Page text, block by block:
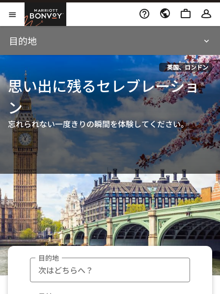
Skip To Content
メニューを開く
Marriott Bonvoy
目的地
思い出に残るセレブレーショ
ン
忘れられない一度きりの瞬間を体験してください。
英国、ロンドン
目的地